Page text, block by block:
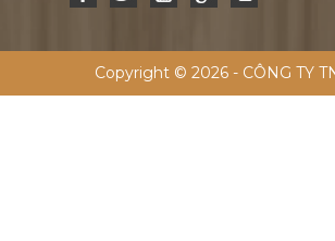
Copyright © 2026 - CÔNG TY